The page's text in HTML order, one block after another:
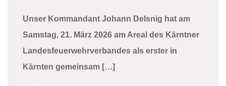
Unser Kommandant Johann Delsnig hat am
Samstag, 21. März 2026 am Areal des Kärntner
Landesfeuerwehrverbandes als erster in
Kärnten gemeinsam […]